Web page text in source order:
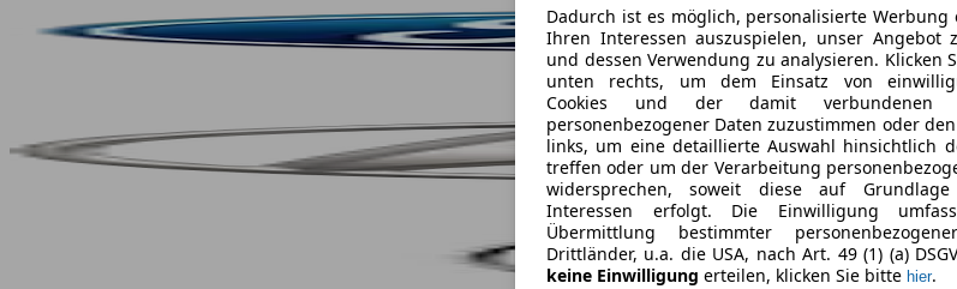
Dadurch ist es möglich, personalisierte Werbung
Ihren Interessen auszuspielen, unser Angebot
und dessen Verwendung zu analysieren. Klicken
unten rechts, um dem Einsatz von
Cookies und der damit verbundenen
personenbezogener Daten zuzustimmen oder
links, um eine detaillierte Auswahl hinsichtlich
treffen oder um der Verarbeitung
widersprechen, soweit diese auf Grundlage
Interessen erfolgt. Die Einwilligung
Übermittlung bestimmter
Drittländer, u.a. die USA, nach Art. 49 (1) (a)
keine Einwilligung erteilen, klicken Sie bitte hier.